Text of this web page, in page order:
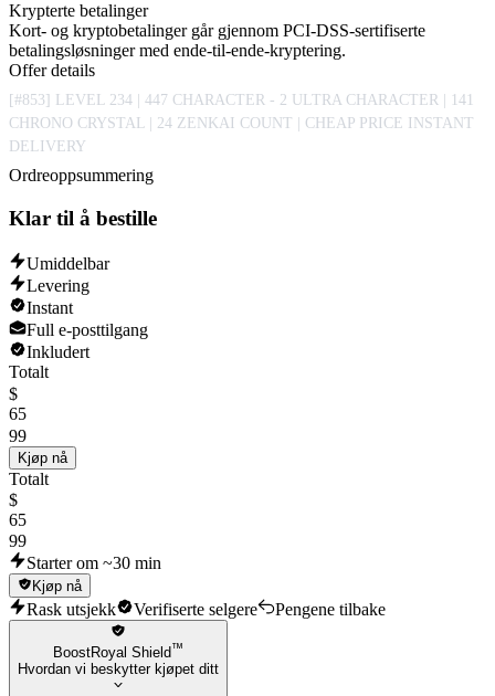
Krypterte betalinger
Kort- og kryptobetalinger går gjennom PCI-DSS-sertifiserte
betalingsløsninger med ende-til-ende-kryptering.
Offer details
[#853] LEVEL 234 | 447 CHARACTER - 2 ULTRA CHARACTER | 141
CHRONO CRYSTAL | 24 ZENKAI COUNT | CHEAP PRICE INSTANT
DELIVERY
Ordreoppsummering
Klar til å bestille
Umiddelbar
Levering
Instant
Full e-posttilgang
Inkludert
Totalt
$
65
99
Kjøp nå
Totalt
$
65
99
Starter om ~30 min
Kjøp nå
Rask utsjekk Verifiserte selgere Pengene tilbake
BoostRoyal Shield™
Hvordan vi beskytter kjøpet ditt